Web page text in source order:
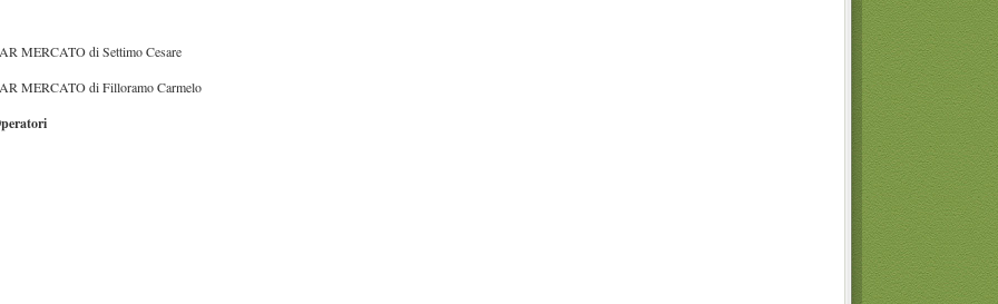
MERCATO di Settimo Cesare
MERCATO di Filloramo Carmelo